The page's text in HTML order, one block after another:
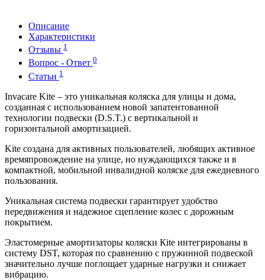
Описание
Характеристики
Отзывы 1
Вопрос - Ответ 0
Статьи 1
Invacare Kite – это уникальная коляска для улицы и дома,
созданная с использованием новой запатентованной
технологии подвески (D.S.T.) c вертикальной и
горизонтальной амортизацией.
Kite создана для активных пользователей, любящих активное
времяпровождение на улице, но нуждающихся также и в
компактной, мобильной инвалидной коляске для ежедневного
пользования.
Уникальная система подвески гарантирует удобство
передвижения и надежное сцепление колес с дорожным
покрытием.
Эластомерные амортизаторы коляски Кite интегрированы в
систему DST, которая по сравнению с пружинной подвеской
значительно лучше поглощает ударные нагрузки и снижает
вибрацию.